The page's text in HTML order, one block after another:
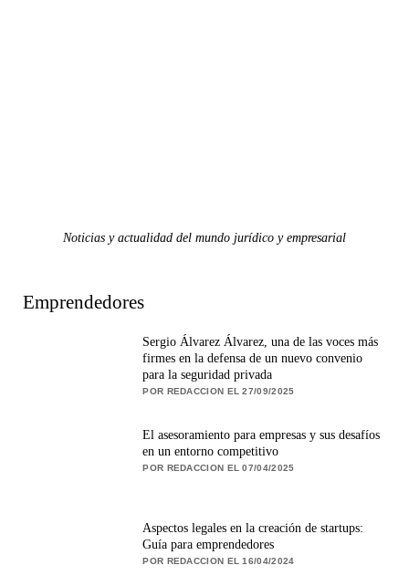
Noticias y actualidad del mundo jurídico y empresarial
Emprendedores
Sergio Álvarez Álvarez, una de las voces más
firmes en la defensa de un nuevo convenio
para la seguridad privada
POR REDACCION EL 27/09/2025
El asesoramiento para empresas y sus desafíos
en un entorno competitivo
POR REDACCION EL 07/04/2025
Aspectos legales en la creación de startups:
Guía para emprendedores
POR REDACCION EL 16/04/2024